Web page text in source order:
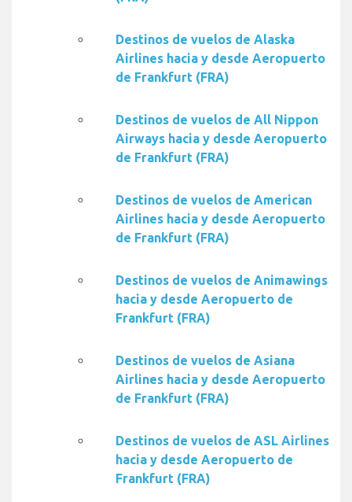
Destinos de vuelos de Alaska
Airlines hacia y desde Aeropuerto
de Frankfurt (FRA)
Destinos de vuelos de All Nippon
Airways hacia y desde Aeropuerto
de Frankfurt (FRA)
Destinos de vuelos de American
Airlines hacia y desde Aeropuerto
de Frankfurt (FRA)
Destinos de vuelos de Animawings
hacia y desde Aeropuerto de
Frankfurt (FRA)
Destinos de vuelos de Asiana
Airlines hacia y desde Aeropuerto
de Frankfurt (FRA)
Destinos de vuelos de ASL Airlines
hacia y desde Aeropuerto de
Frankfurt (FRA)